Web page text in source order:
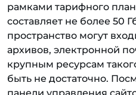
рамками тарифного
составляет не более 50
пространство могут
архивов, электронной
крупным ресурсам
быть не достаточно.